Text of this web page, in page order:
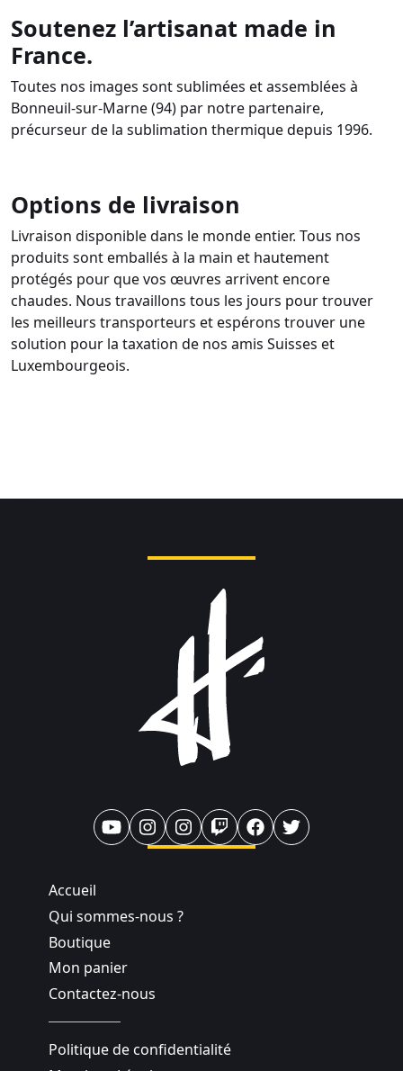
Soutenez l’artisanat made in
France.
Toutes nos images sont sublimées et assemblées à
Bonneuil-sur-Marne (94) par notre partenaire,
précurseur de la sublimation thermique depuis 1996.
Options de livraison
Livraison disponible dans le monde entier. Tous nos
produits sont emballés à la main et hautement
protégés pour que vos œuvres arrivent encore
chaudes. Nous travaillons tous les jours pour trouver
les meilleurs transporteurs et espérons trouver une
solution pour la taxation de nos amis Suisses et
Luxembourgeois.
Accueil
Qui sommes-nous ?
Boutique
Mon panier
Contactez-nous
Politique de confidentialité